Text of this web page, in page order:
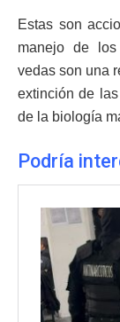
Estas son
manejo de
vedas son una
extinción de
de la biología
Podría